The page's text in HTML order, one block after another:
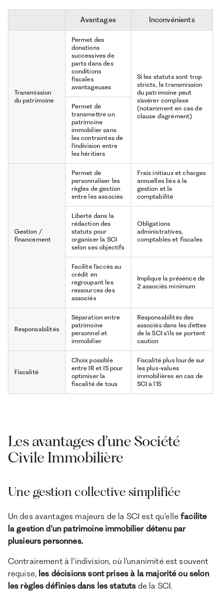
Avantages Inconvénients
Transmission
du patrimoine
Permet des
donations
successives de
parts dans des
conditions
fiscales
avantageuses
Si les statuts sont trop
stricts, la transmission
du patrimoine peut
s'avérer complexe
(notamment en cas de
clause d'agrément)
Permet de
transmettre un
patrimoine
immobilier sans
les contraintes de
l'indivision entre
les héritiers
Gestion /
financement
Permet de
personnaliser les
règles de gestion
entre les associés
Frais initiaux et charges
annuelles liés à la
gestion et la
comptabilité
Liberté dans la
rédaction des
statuts pour
organiser la SCI
selon ses objectifs
Obligations
administratives,
comptables et fiscales
Facilite l'accès au
crédit en
regroupant les
ressources des
associés
Implique la présence de
2 associés minimum
Responsabilités
Séparation entre
patrimoine
personnel et
immobilier
Responsabilités des
associés dans les dettes
de la SCI s'ils se portent
caution
Fiscalité
Choix possible
entre IR et IS pour
optimiser la
fiscalité de tous
Fiscalité plus lourde sur
les plus-values
immobilières en cas de
SCI à l'IS
Les avantages d’une Société
Civile Immobilière
Une gestion collective simplifiée
Un des avantages majeurs de la SCI est qu’ellefacilite
la gestion d'un patrimoine immobilier détenu par
plusieurs personnes.
Contrairement à l’indivision, où l’unanimité est souvent
requise, les décisions sont prises à la majorité ou selon
les règles définies dans les statuts de la SCI.